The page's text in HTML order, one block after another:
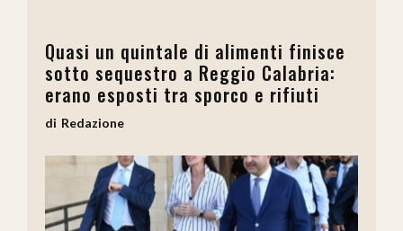
Quasi un quintale di alimenti finisce
sotto sequestro a Reggio Calabria:
erano esposti tra sporco e rifiuti
Redazione